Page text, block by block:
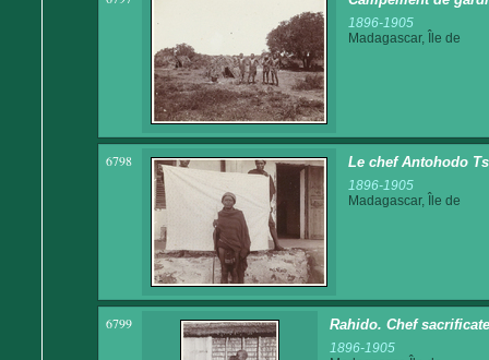
1896-1905
Madagascar, Île de
6798 Le chef Antohodo
1896-1905
Madagascar, Île de
6799 Rahido. Chef
1896-1905